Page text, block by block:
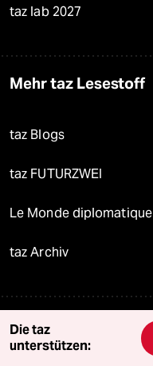
taz lab 2027
Mehr taz Lesestoff
taz Blogs
taz FUTURZWEI
Le Monde diplomatique
taz Archiv
Mehr taz Angebote
Die taz
unterstützen: